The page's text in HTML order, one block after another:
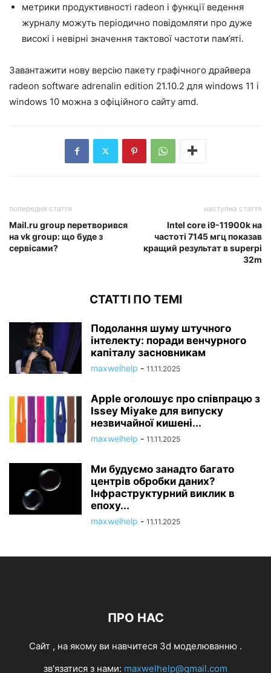
метрики продуктивності radeon і функції ведення
журналу можуть періодично повідомляти про дуже
високі і невірні значення тактової частоти пам’яті.
Завантажити нову версію пакету графічного драйвера
radeon software adrenalin edition 21.10.2 для windows 11 і
windows 10 можна з офіційного сайту amd.
попередня стаття
Mail.ru group перетворився
на vk group: що буде з
сервісами?
наступна стаття
Intel core i9-11900k на
частоті 7145 мгц показав
кращий результат в superpi
32m
СТАТТІ ПО ТЕМІ
Подолання шуму штучного
інтелекту: поради венчурного
капіталу засновникам
maxwelhelp - 11.11.2025
Apple оголошує про співпрацю з
Issey Miyake для випуску
незвичайної кишені...
maxwelhelp - 11.11.2025
Ми будуємо занадто багато
центрів обробки даних?
Інфраструктурний виклик в
епоху...
maxwelhelp - 11.11.2025
ПРО НАС
Cайт , на якому ви навчитеся 3d моделюванню .
зв'язатися з нами: maxwelhelp@gmail.com